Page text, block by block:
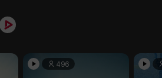
496